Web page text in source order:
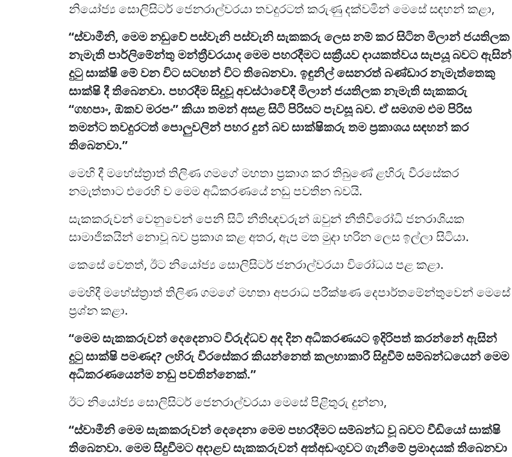
නියෝජ්‍ය සොලිසිටර් ජෙනරාල්වරයා තවදුරටත් කරුණු දක්වමින් මෙසේ සඳහන් කළා,
“ස්වාමීනි, මෙම නඩුවේ පස්වැනි පස්වැනි සැකකරු ලෙස නම් කර සිටින මිලාන් ජයතිලක
නැමැති පාර්ලිමේන්තු මන්ත්‍රීවරයාද මෙම පහරදීමට සක්‍රීයව දායකත්වය සැපයූ බවට ඇසින්
දුටු සාක්ෂි මේ වන විට සටහන් විට තිබෙනවා. ඉඳුනිල් සෙනරත් බණ්ඩාර නැමැත්තෙකු
සාක්ෂි දී තිබෙනවා. පහරදීම සිදුවූ අවස්ථාවේදී මිලාන් ජයතිලක නැමැති සැකකරු
“ගහපාං, ඕකව මරපං” කියා තමන් අසළ සිටි පිරිසට පැවසූ බව. ඒ සමගම එම පිරිස
තමන්ට තවදුරටත් පොලුවලින් පහර දුන් බව සාක්ෂිකරු තම ප්‍රකාශය සඳහන් කර
තිබෙනවා.”
මෙහි දී මහේස්ත්‍රාත් තිලිණ ගමගේ මහතා ප්‍රකාශ කර තිබුණේ ළහිරු වීරසේකර
නමැත්තාට එරෙහි ව මෙම අධිකරණයේ නඩු පවතින බවයි.
සැකකරුවන් වෙනුවෙන් පෙනි සිටි නීතිඥවරුන් ඔවුන් නීතිවිරෝධි ජනරාශියක
සාමාජිකයින් නොවූ බව ප්‍රකාශ කළ අතර, ඇප මත මුදා හරින ලෙස ඉල්ලා සිටියා.
කෙසේ වෙතත්, ඊට නියෝජ්‍ය සොලිසිටර් ජනරාල්වරයා විරෝධය පළ කළා.
මෙහිදී මහේස්ත්‍රාත් තිලිණ ගමගේ මහතා අපරාධ පරීක්ෂණ දෙපාර්තමේන්තුවෙන් මෙසේ
ප්‍රශ්න කළා.
“මෙම සැකකරුවන් දෙදෙනාට විරුද්ධව අද දින අධිකරණයට ඉදිරිපත් කරන්නේ ඇසින්
දුටු සාක්ෂි පමණද? ලහිරු වීරසේකර කියන්නෙත් කලහාකාරී සිදුවීම් සම්බන්ධයෙන් මෙම
අධිකරණයෙන්ම නඩු පවතින්නෙක්.”
ඊට නියෝජ්‍ය සොලිසිටර් ජෙනරාල්වරයා මෙසේ පිළිතුරු දුන්නා,
“ස්වාමීනි මෙම සැකකරුවන් දෙදෙනා මෙම පහරදීමට සම්බන්ධ වූ බවට වීඩියෝ සාක්ෂි
තිබෙනවා. මෙම සිදුවීමට අදාළව සැකකරුවන් අත්අඩංගුවට ගැනීමේ ප්‍රමාදයක් තිබෙනවා